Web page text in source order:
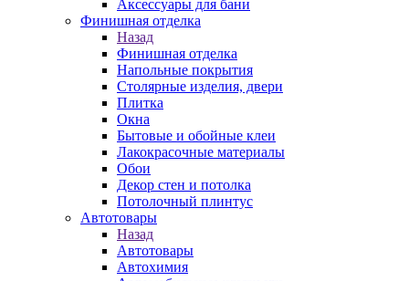
Аксессуары для бани
Финишная отделка
Назад
Финишная отделка
Напольные покрытия
Столярные изделия, двери
Плитка
Окна
Бытовые и обойные клеи
Лакокрасочные материалы
Обои
Декор стен и потолка
Потолочный плинтус
Автотовары
Назад
Автотовары
Автохимия